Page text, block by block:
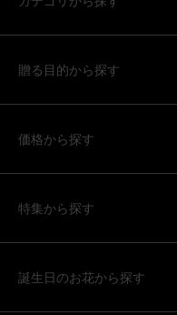
贈る目的から探す
価格から探す
特集から探す
誕生日のお花から探す